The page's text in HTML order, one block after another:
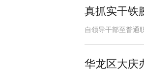
真抓实干铁
自领导干部至普通
华龙区大庆